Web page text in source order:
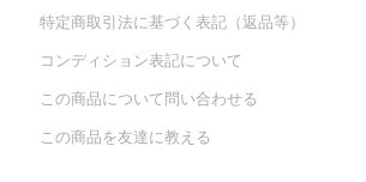
All
ビニールカバー
45sアダプター
Price/Condition
Cheapo (500yen↓)
Premium (5000yen↑)
Test Pressing
World
Electronic
特定商取引法に基づく表記（返品等）
コンディション表記について
この商品について問い合わせる
この商品を友達に教える